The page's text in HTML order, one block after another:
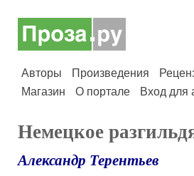
Авторы Произведения
Магазин
О портале Вход для
Немецкое
Александр Терентьев